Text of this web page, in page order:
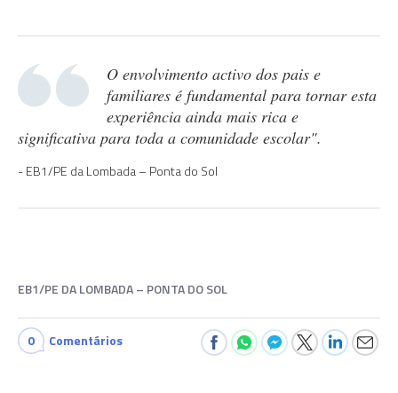
O envolvimento activo dos pais e
familiares é fundamental para tornar esta
experiência ainda mais rica e
significativa para toda a comunidade escolar".
EB1/PE da Lombada – Ponta do Sol
EB1/PE DA LOMBADA – PONTA DO SOL
0 Comentários